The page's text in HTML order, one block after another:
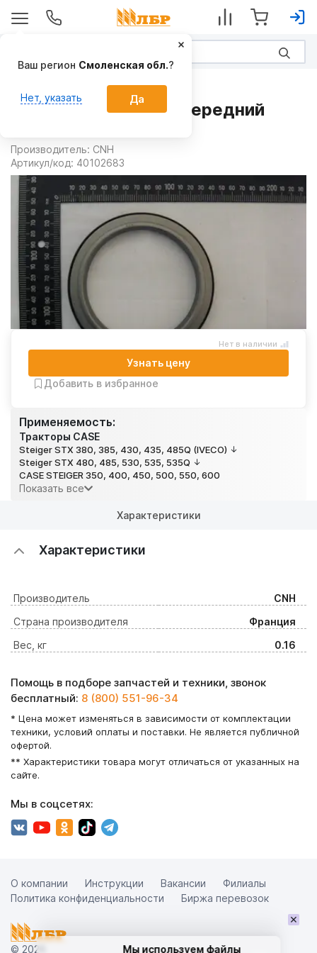
Сальник коленвала передний
Производитель: CNH
Артикул/код: 40102683
Применяемость:
Тракторы CASE
Steiger STX 380, 385, 430, 435, 485Q (IVECO)
Steiger STX 480, 485, 530, 535, 535Q
CASE STEIGER 350, 400, 450, 500, 550, 600
Показать все
Нет в наличии
Узнать цену
Добавить в избранное
Характеристики
Характеристики
Производитель
CNH
Страна производителя
Франция
Вес, кг
0.16
Мы используем файлы
Помощь в подборе запчастей и техники, звонок
бесплатный: 8 (800) 551-96-34
* Цена может изменяться в зависимости от комплектации
техники, условий оплаты и поставки. Не является публичной
офертой.
** Характеристики товара могут отличаться от указанных на
сайте.
Мы в соцсетях:
© 2026
О компании Инструкции Вакансии
Филиалы
Политика конфиденциальности
Биржа перевозок
×
Ваш регион Смоленская обл.?
Нет, указать Да